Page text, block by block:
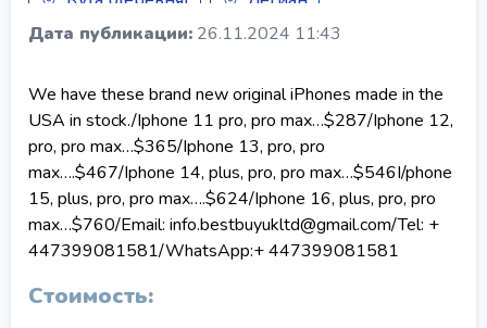
Семиньяк
Южная Кута
Тибубененг
Менгви
Бангли
Булеленг
Гианьяр
Джембрана
Карангасем
Клунгкунг
Табанан
Денпасар
Амед
Убуд
Удаленно
Улувату
Умалас
Джимбаран
Нуса-Ченинган
Западный Денпасар
Дата публикации: 26.11.2024 11:43
We have these brand new original iPhones made in the
USA in stock./Iphone 11 pro, pro max…$287/Iphone 12,
pro, pro max…$365/Iphone 13, pro, pro
max….$467/Iphone 14, plus, pro, pro max…$546I/phone
15, plus, pro, pro max….$624/Iphone 16, plus, pro, pro
max…$760/Email: info.bestbuyukltd@gmail.com/Tel: +
447399081581/WhatsApp:+ 447399081581
Стоимость: